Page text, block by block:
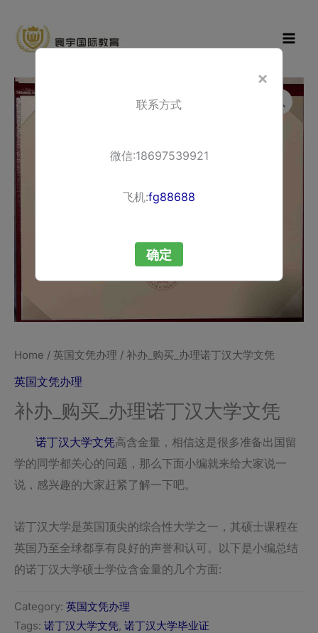
content
育
Home / 英国文凭办理 / 补办_购买_办理诺丁汉大学文凭
英国文凭办理
补办_购买_办理诺丁汉大学文凭
诺丁汉大学文凭高含金量，相信这是很多准备出国留
学的同学都关心的问题，那么下面小编就来给大家说一
说，感兴趣的大家赶紧了解一下吧。
诺丁汉大学是英国顶尖的综合性大学之一，其硕士课程在
英国乃至全球都享有良好的声誉和认可。以下是小编总结
的诺丁汉大学硕士学位含金量的几个方面:
Category: 英国文凭办理
Tags: 诺丁汉大学文凭, 诺丁汉大学毕业证
×
联系方式
微信:18697539921
飞机:fg88688
确定